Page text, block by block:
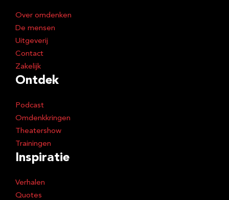
Over omdenken
De mensen
Uitgeverij
Contact
Zakelijk
Ontdek
Podcast
Omdenkkringen
Theatershow
Trainingen
Inspiratie
Verhalen
Quotes